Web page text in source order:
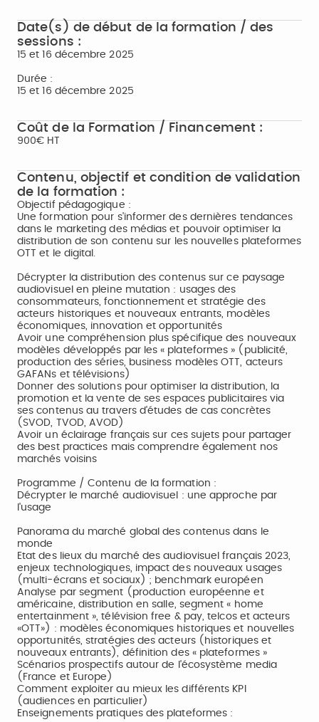
Date(s) de début de la formation / des
sessions :
15 et 16 décembre 2025
Durée :
15 et 16 décembre 2025
Coût de la Formation / Financement :
900€ HT
Contenu, objectif et condition de validation
de la formation :
Objectif pédagogique :
Une formation pour s'informer des dernières tendances
dans le marketing des médias et pouvoir optimiser la
distribution de son contenu sur les nouvelles plateformes
OTT et le digital.
Décrypter la distribution des contenus sur ce paysage
audiovisuel en pleine mutation : usages des
consommateurs, fonctionnement et stratégie des
acteurs historiques et nouveaux entrants, modèles
économiques, innovation et opportunités
Avoir une compréhension plus spécifique des nouveaux
modèles développés par les « plateformes » (publicité,
production des séries, business modèles OTT, acteurs
GAFANs et télévisions)
Donner des solutions pour optimiser la distribution, la
promotion et la vente de ses espaces publicitaires via
ses contenus au travers d'études de cas concrètes
(SVOD, TVOD, AVOD)
Avoir un éclairage français sur ces sujets pour partager
des best practices mais comprendre également nos
marchés voisins
Programme / Contenu de la formation :
Décrypter le marché audiovisuel : une approche par
l'usage
Panorama du marché global des contenus dans le
monde
Etat des lieux du marché des audiovisuel français 2023,
enjeux technologiques, impact des nouveaux usages
(multi-écrans et sociaux) ; benchmark européen
Analyse par segment (production européenne et
américaine, distribution en salle, segment « home
entertainment », télévision free & pay, telcos et acteurs
«OTT») : modèles économiques historiques et nouvelles
opportunités, stratégies des acteurs (historiques et
nouveaux entrants), définition des « plateformes »
Scénarios prospectifs autour de l'écosystème media
(France et Europe)
Comment exploiter au mieux les différents KPI
(audiences en particulier)
Enseignements pratiques des plateformes :